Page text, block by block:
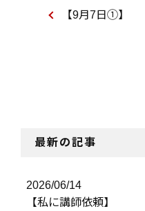
【9月7日①】
最新の記事
2026/06/14
【私に講師依頼】